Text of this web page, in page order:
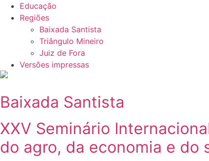
Educação
Regiões
Baixada Santista
Triângulo Mineiro
Juiz de Fora
Versões impressas
Baixada Santista
XXV Seminário
do agro, da economia e do